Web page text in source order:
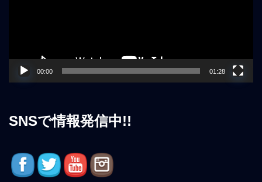
00:00 01:28
SNSで情報発信中!!